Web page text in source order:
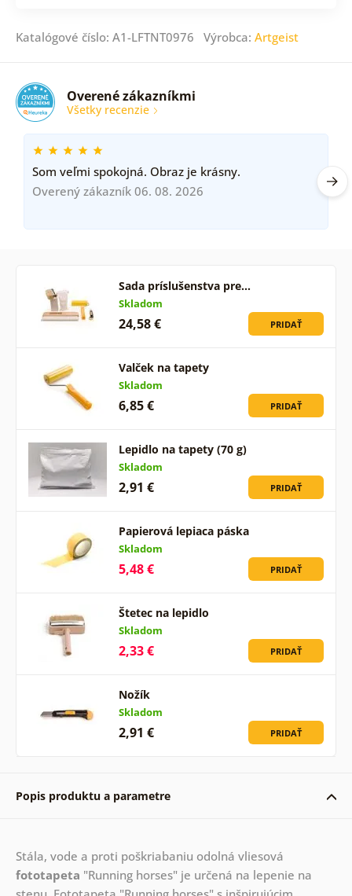
Katalógové číslo: A1-LFTNT0976 Výrobca: Artgeist
Overené zákazníkmi
Všetky recenzie
Som veľmi spokojná. Obraz je krásny.
Overený zákazník 06. 08. 2026
Sada príslušenstva pre…
Skladom
24,58 € PRIDAŤ
Valček na tapety
Skladom
6,85 € PRIDAŤ
Lepidlo na tapety (70 g)
Skladom
2,91 € PRIDAŤ
Papierová lepiaca páska
Skladom
5,48 € PRIDAŤ
Štetec na lepidlo
Skladom
2,33 € PRIDAŤ
Nožík
Skladom
2,91 € PRIDAŤ
Popis produktu a parametre
Stála, vode a proti poškriabaniu odolná vliesová
fototapeta "Running horses" je určená na lepenie na